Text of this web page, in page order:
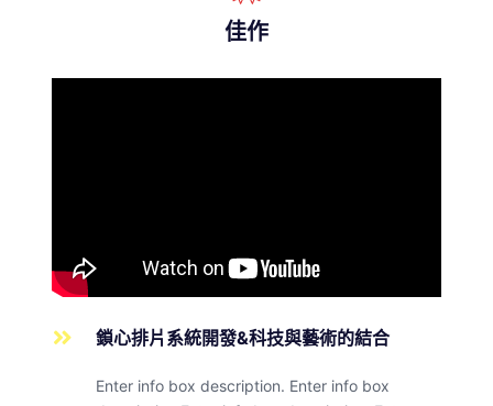
佳作
鎖心排片系統開發&科技與藝術的結合
Enter info box description. Enter info box